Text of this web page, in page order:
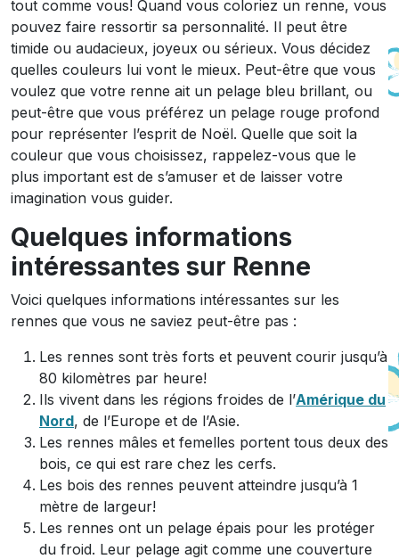
tout comme vous! Quand vous coloriez un renne, vous
pouvez faire ressortir sa personnalité. Il peut être
timide ou audacieux, joyeux ou sérieux. Vous décidez
quelles couleurs lui vont le mieux. Peut-être que vous
voulez que votre renne ait un pelage bleu brillant, ou
peut-être que vous préférez un pelage rouge profond
pour représenter l’esprit de Noël. Quelle que soit la
couleur que vous choisissez, rappelez-vous que le
plus important est de s’amuser et de laisser votre
imagination vous guider.
Quelques informations
intéressantes sur Renne
Voici quelques informations intéressantes sur les
rennes que vous ne saviez peut-être pas :
Les rennes sont très forts et peuvent courir jusqu’à
80 kilomètres par heure!
Ils vivent dans les régions froides de l’Amérique du
Nord, de l’Europe et de l’Asie.
Les rennes mâles et femelles portent tous deux des
bois, ce qui est rare chez les cerfs.
Les bois des rennes peuvent atteindre jusqu’à 1
mètre de largeur!
Les rennes ont un pelage épais pour les protéger
du froid. Leur pelage agit comme une couverture